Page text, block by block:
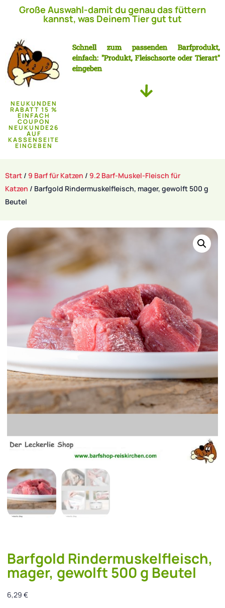
Große Auswahl-damit du genau das füttern
kannst, was Deinem Tier gut tut
NEUKUNDEN
RABATT 15 %
EINFACH
COUPON
NEUKUNDE26
AUF
KASSENSEITE
EINGEBEN
Schnell zum passenden Barfprodukt,
einfach: "Produkt, Fleischsorte oder Tierart"
eingeben
Start / 9 Barf für Katzen / 9.2 Barf-Muskel-Fleisch für
Katzen / Barfgold Rindermuskelfleisch, mager, gewolft 500 g
Beutel
Barfgold Rindermuskelfleisch,
mager, gewolft 500 g Beutel
6,29 €